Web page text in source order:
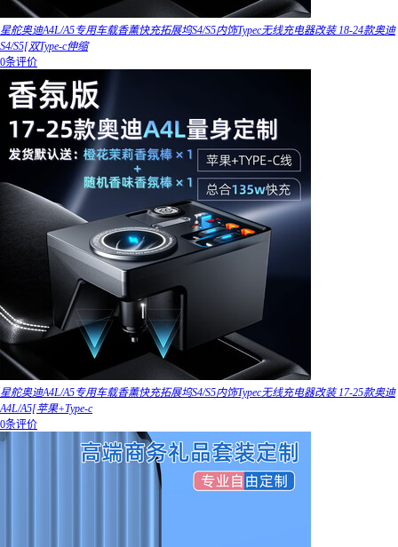
星舵奥迪A4L/A5专用车载香薰快充拓展坞S4/S5内饰Typec无线充电器改装 18-24款奥迪
S4/S5[双Type-c伸缩
0条评价
星舵奥迪A4L/A5专用车载香薰快充拓展坞S4/S5内饰Typec无线充电器改装 17-25款奥迪
A4L/A5[苹果+Type-c
0条评价